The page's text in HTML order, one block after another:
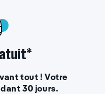
tout ! Votre
30 jours.